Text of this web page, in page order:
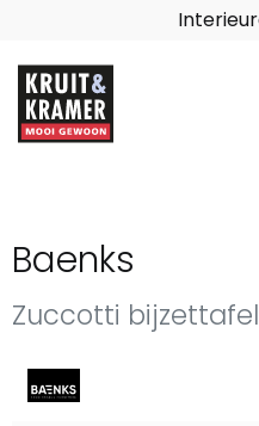
Baenks
Zuccotti bijzettafel